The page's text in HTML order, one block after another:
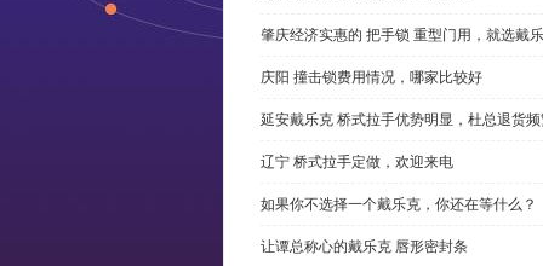
肇庆经济实惠的 把手锁 重型门用，就选戴
庆阳 撞击锁费用情况，哪家比较好
延安戴乐克 桥式拉手优势明显，杜总退货
辽宁 桥式拉手定做，欢迎来电
如果你不选择一个戴乐克，你还在等什么？
让谭总称心的戴乐克 唇形密封条